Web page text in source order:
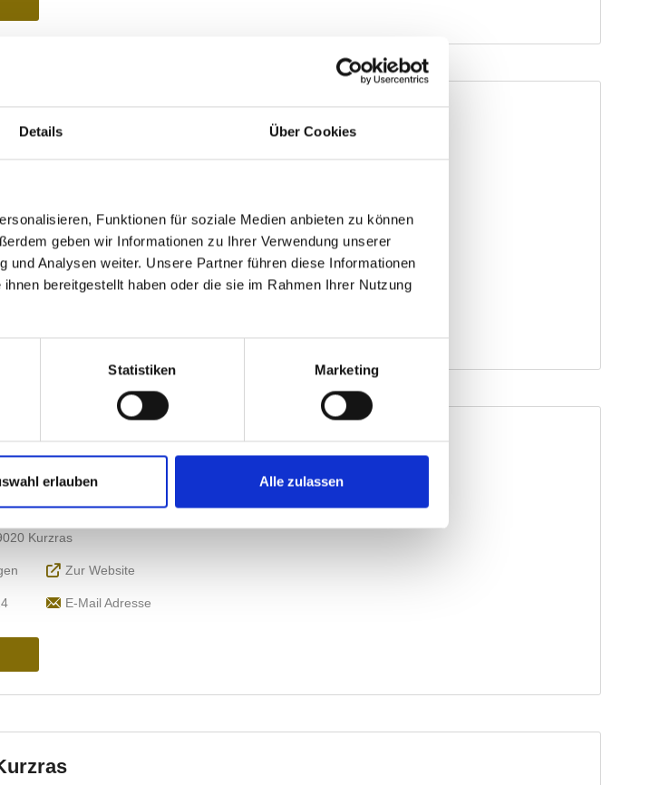
Details Über Cookies
Funktionen für soziale Medien anbieten zu können
geben wir Informationen zu Ihrer Verwendung unserer
Analysen weiter. Unsere Partner führen diese Informationen
bereitgestellt haben oder die sie im Rahmen Ihrer Nutzung
Statistiken Marketing
erlauben Alle zulassen